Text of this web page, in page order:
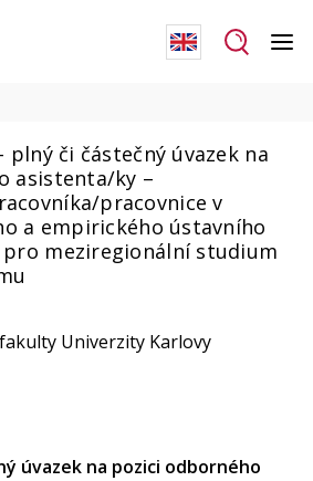
plný či částečný úvazek na
asistenta/ky –
pracovnice v
a empirického ústavního
pro meziregionální studium
Univerzity Karlovy
úvazek na pozici odborného